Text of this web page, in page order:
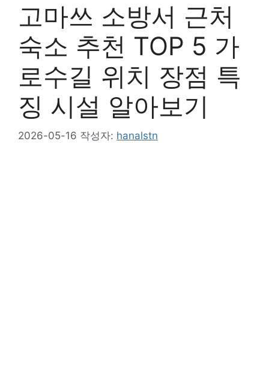
고마쓰 소방서 근처
숙소 추천 TOP 5 가
로수길 위치 장점 특
징 시설 알아보기
2026-05-16 작성자: hanalstn